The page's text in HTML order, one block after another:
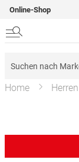
Online-Shop
Home Herren